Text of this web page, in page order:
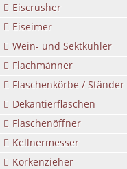
Eiscrusher
Eiseimer
Wein- und Sektkühler
Flachmänner
Flaschenkörbe / Ständer
Dekantierflaschen
Flaschenöffner
Kellnermesser
Korkenzieher